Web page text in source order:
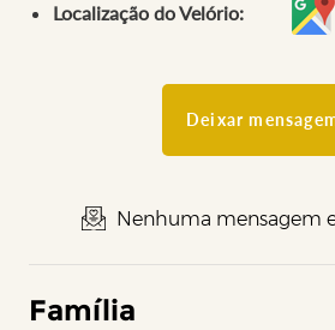
Localização do Velório:
Deixar
Nenhuma mensagem
Família